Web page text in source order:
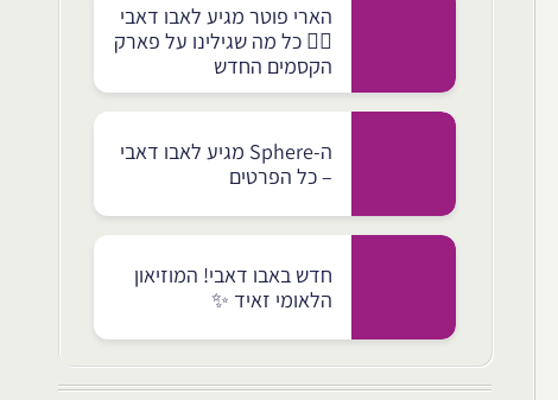
הארי פוטר מגיע לאבו דאבי
🧙‍♂️ כל מה שגילינו על פארק
הקסמים החדש
ה-Sphere מגיע לאבו דאבי
– כל הפרטים
חדש באבו דאבי! המוזיאון
הלאומי זאיד ✨